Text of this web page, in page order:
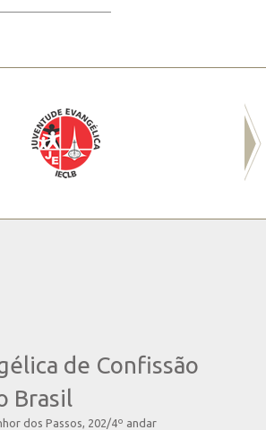
de Confissão
Brasil
dos Passos, 202/4º andar